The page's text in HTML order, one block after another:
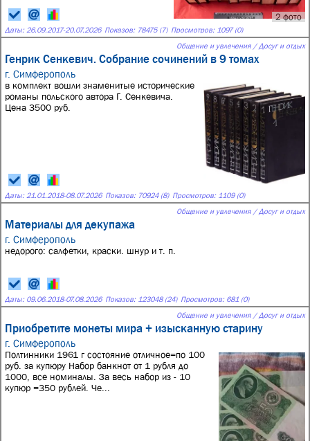
2 фото
Даты: 26.09.2017-20.07.2026 Показов: 78475 (7) Просмотров: 1097 (0)
Общение и увлечения / Досуг и отдых
Генрик Сенкевич. Собрание сочинений в 9 томах
г. Симферополь
в комплект вошли знаменитые исторические
романы польского автора Г. Сенкевича.
Цена 3500 руб.
Даты: 21.01.2018-08.07.2026 Показов: 70924 (8) Просмотров: 1109 (0)
Общение и увлечения / Досуг и отдых
Материалы для декупажа
г. Симферополь
недорого: салфетки, краски. шнур и т. п.
Даты: 09.06.2018-07.08.2026 Показов: 123048 (24) Просмотров: 681 (0)
Общение и увлечения / Досуг и отдых
Приобретите монеты мира + изысканную старину
г. Симферополь
Полтинники 1961 г состояние отличное=по 100
руб. за купюру Набор банкнот от 1 рубля до
1000, все номиналы. За весь набор из - 10
купюр =350 рублей. Че...